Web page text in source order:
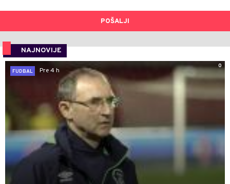
POŠALJI
NAJNOVIJE
0
FUDBAL
Pre 4 h